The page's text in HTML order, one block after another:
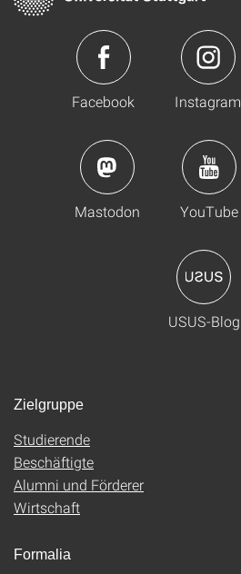
Facebook Instagram
Mastodon YouTube
USUS-Blog
Zielgruppe
Studierende
Beschäftigte
Alumni und Förderer
Wirtschaft
Formalia